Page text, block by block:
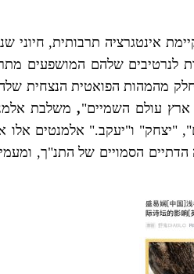
אינטגרציה תרבותית, חיוני
לנרטיבים שלהם המושפעים
מהמהות הפואטית הנצחית
ארץ עולם השמיים", משלבת
"יצחק" ו"יעקב." אלמנטים אלו
הסמויים של התנ"ך,